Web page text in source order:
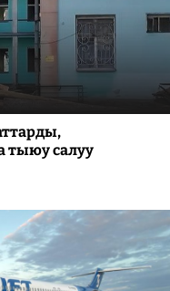
тыюу салуу